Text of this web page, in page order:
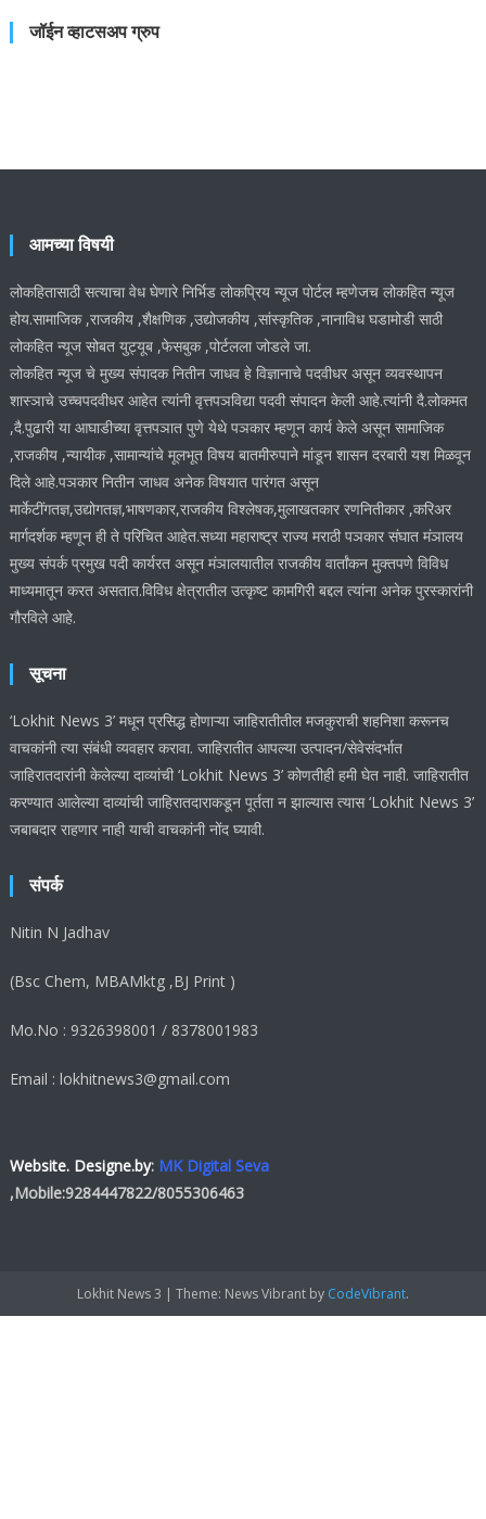
जॉईन व्हाटसअप ग्रुप
आमच्या विषयी
लोकहितासाठी सत्याचा वेध घेणारे निर्भिड लोकप्रिय न्यूज पोर्टल म्हणेजच लोकहित न्यूज
होय.सामाजिक ,राजकीय ,शैक्षणिक ,उद्योजकीय ,सांस्कृतिक ,नानाविध घडामोडी साठी
लोकहित न्यूज सोबत युट्यूब ,फेसबुक ,पोर्टलला जोडले जा.
लोकहित न्यूज चे मुख्य संपादक नितीन जाधव हे विज्ञानाचे पदवीधर असून व्यवस्थापन
शास्ञाचे उच्चपदवीधर आहेत त्यांनी वृत्तपञविद्या पदवी संपादन केली आहे.त्यांनी दै.लोकमत
,दै.पुढारी या आघाडीच्या वृत्तपञात पुणे येथे पञकार म्हणून कार्य केले असून सामाजिक
,राजकीय ,न्यायीक ,सामान्यांचे मूलभूत विषय बातमीरुपाने मांडून शासन दरबारी यश मिळवून
दिले आहे.पञकार नितीन जाधव अनेक विषयात पारंगत असून
मार्केटींगतज्ञ,उद्योगतज्ञ,भाषणकार,राजकीय विश्लेषक,मुलाखतकार रणनितीकार ,करिअर
मार्गदर्शक म्हणून ही ते परिचित आहेत.सध्या महाराष्ट्र राज्य मराठी पञकार संघात मंञालय
मुख्य संपर्क प्रमुख पदी कार्यरत असून मंञालयातील राजकीय वार्तांकन मुक्तपणे विविध
माध्यमातून करत असतात.विविध क्षेत्रातील उत्कृष्ट कामगिरी बद्दल त्यांना अनेक पुरस्कारांनी
गौरविले आहे.
सूचना
‘Lokhit News 3’ मधून प्रसिद्ध होणाऱ्या जाहिरातीतील मजकुराची शहनिशा करूनच
वाचकांनी त्या संबंधी व्यवहार करावा. जाहिरातीत आपल्या उत्पादन/सेवेसंदर्भात
जाहिरातदारांनी केलेल्या दाव्यांची ‘Lokhit News 3’ कोणतीही हमी घेत नाही. जाहिरातीत
करण्यात आलेल्या दाव्यांची जाहिरातदाराकडून पूर्तता न झाल्यास त्यास ‘Lokhit News 3’
जबाबदार राहणार नाही याची वाचकांनी नोंद घ्यावी.
संपर्क
Nitin N Jadhav
(Bsc Chem, MBAMktg ,BJ Print )
Mo.No : 9326398001 / 8378001983
Email : lokhitnews3@gmail.com
Website. Designe.by: MK Digital Seva
,Mobile:9284447822/8055306463
Lokhit News 3 | Theme: News Vibrant by CodeVibrant.